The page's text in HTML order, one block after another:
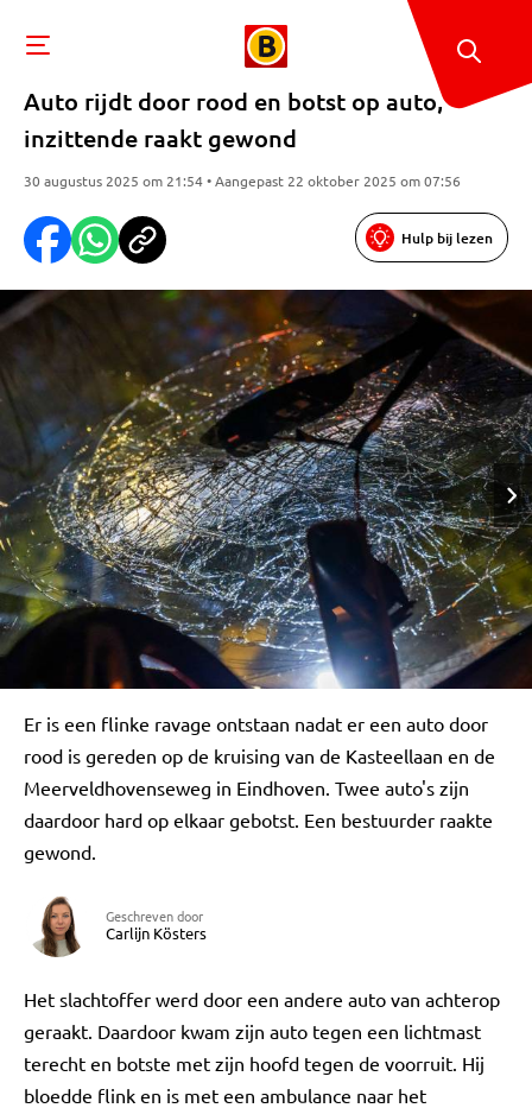
Auto rijdt door rood en botst op auto,
inzittende raakt gewond
30 augustus 2025 om 21:54 • Aangepast 22 oktober 2025 om 07:56
Hulp bij lezen
Er is een flinke ravage ontstaan nadat er een auto door
rood is gereden op de kruising van de Kasteellaan en de
Meerveldhovenseweg in Eindhoven. Twee auto's zijn
daardoor hard op elkaar gebotst. Een bestuurder raakte
gewond.
Geschreven door
Carlijn Kösters
Het slachtoffer werd door een andere auto van achterop
geraakt. Daardoor kwam zijn auto tegen een lichtmast
terecht en botste met zijn hoofd tegen de voorruit. Hij
bloedde flink en is met een ambulance naar het